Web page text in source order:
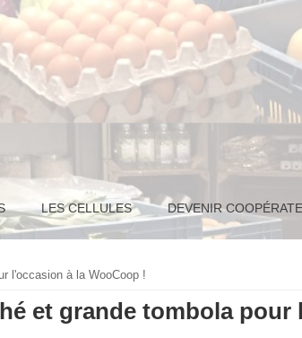
LES CELLULES DEVENIR
l'occasion à la WooCoop !
et grande tombola pour